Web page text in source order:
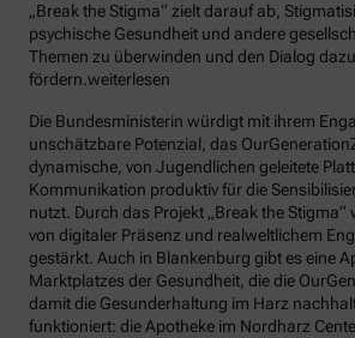
„Break the Stigma“ zielt darauf ab,
psychische Gesundheit und andere
Themen zu überwinden und den Dialog
fördern. weiterlesen
Die Bundesministerin würdigt mit ihrem
unschätzbare Potenzial, das
dynamische, von Jugendlichen geleitete
Kommunikation produktiv für die
nutzt. Durch das Projekt „Break the
von digitaler Präsenz und realweltlichem
gestärkt. Auch in Blankenburg gibt es eine
Marktplatzes der Gesundheit, die die
damit die Gesunderhaltung im Harz
funktioniert: die Apotheke im Nordharz